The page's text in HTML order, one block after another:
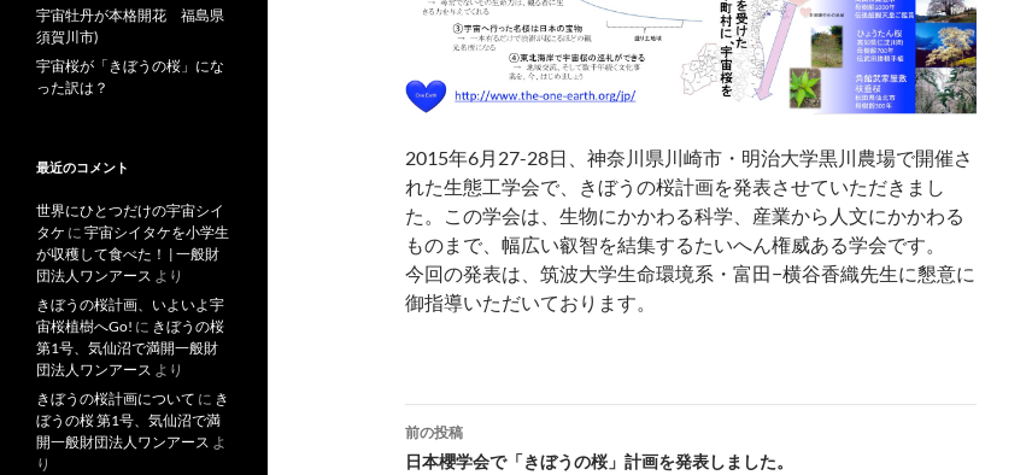
2015年6月27-28日、神奈川県川崎市・明治大学黒川農場で開催さ
れた生態工学会で、きぼうの桜計画を発表させていただきまし
た。この学会は、生物にかかわる科学、産業から人文にかかわる
ものまで、幅広い叡智を結集するたいへん権威ある学会です。
今回の発表は、筑波大学生命環境系・富田−横谷香織先生に懇意に
御指導いただいております。
投
稿
前の投稿
日本櫻学会で「きぼうの桜」計画を発表しました。
宇宙牡丹が本格開花 福島県
須賀川市)
宇宙桜が「きぼうの桜」にな
った訳は？
最近のコメント
世界にひとつだけの宇宙シイ
タケ に 宇宙シイタケを小学生
が収穫して食べた！ | 一般財
団法人ワンアース より
きぼうの桜計画、いよいよ宇
宙桜植樹へGo! に きぼうの桜
第1号、気仙沼で満開一般財
団法人ワンアース より
きぼうの桜計画について に き
ぼうの桜 第1号、気仙沼で満
開一般財団法人ワンアース よ
り